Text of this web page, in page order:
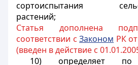
сортоиспытания
растений;
Статья дополнена
соответствии сЗаконом РК
(введен в действие с
10) определяет по